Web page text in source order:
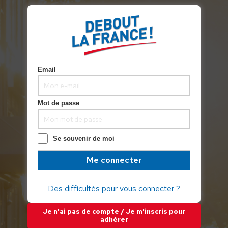
DONNER
MODIFIER MON PROFIL
Informations
personnelles
Chargement...
Des difficultés pour vous connecter ?
Je n'ai pas de compte / Je m'inscris pour
adhérer
Email
Mot de passe
Se souvenir de moi